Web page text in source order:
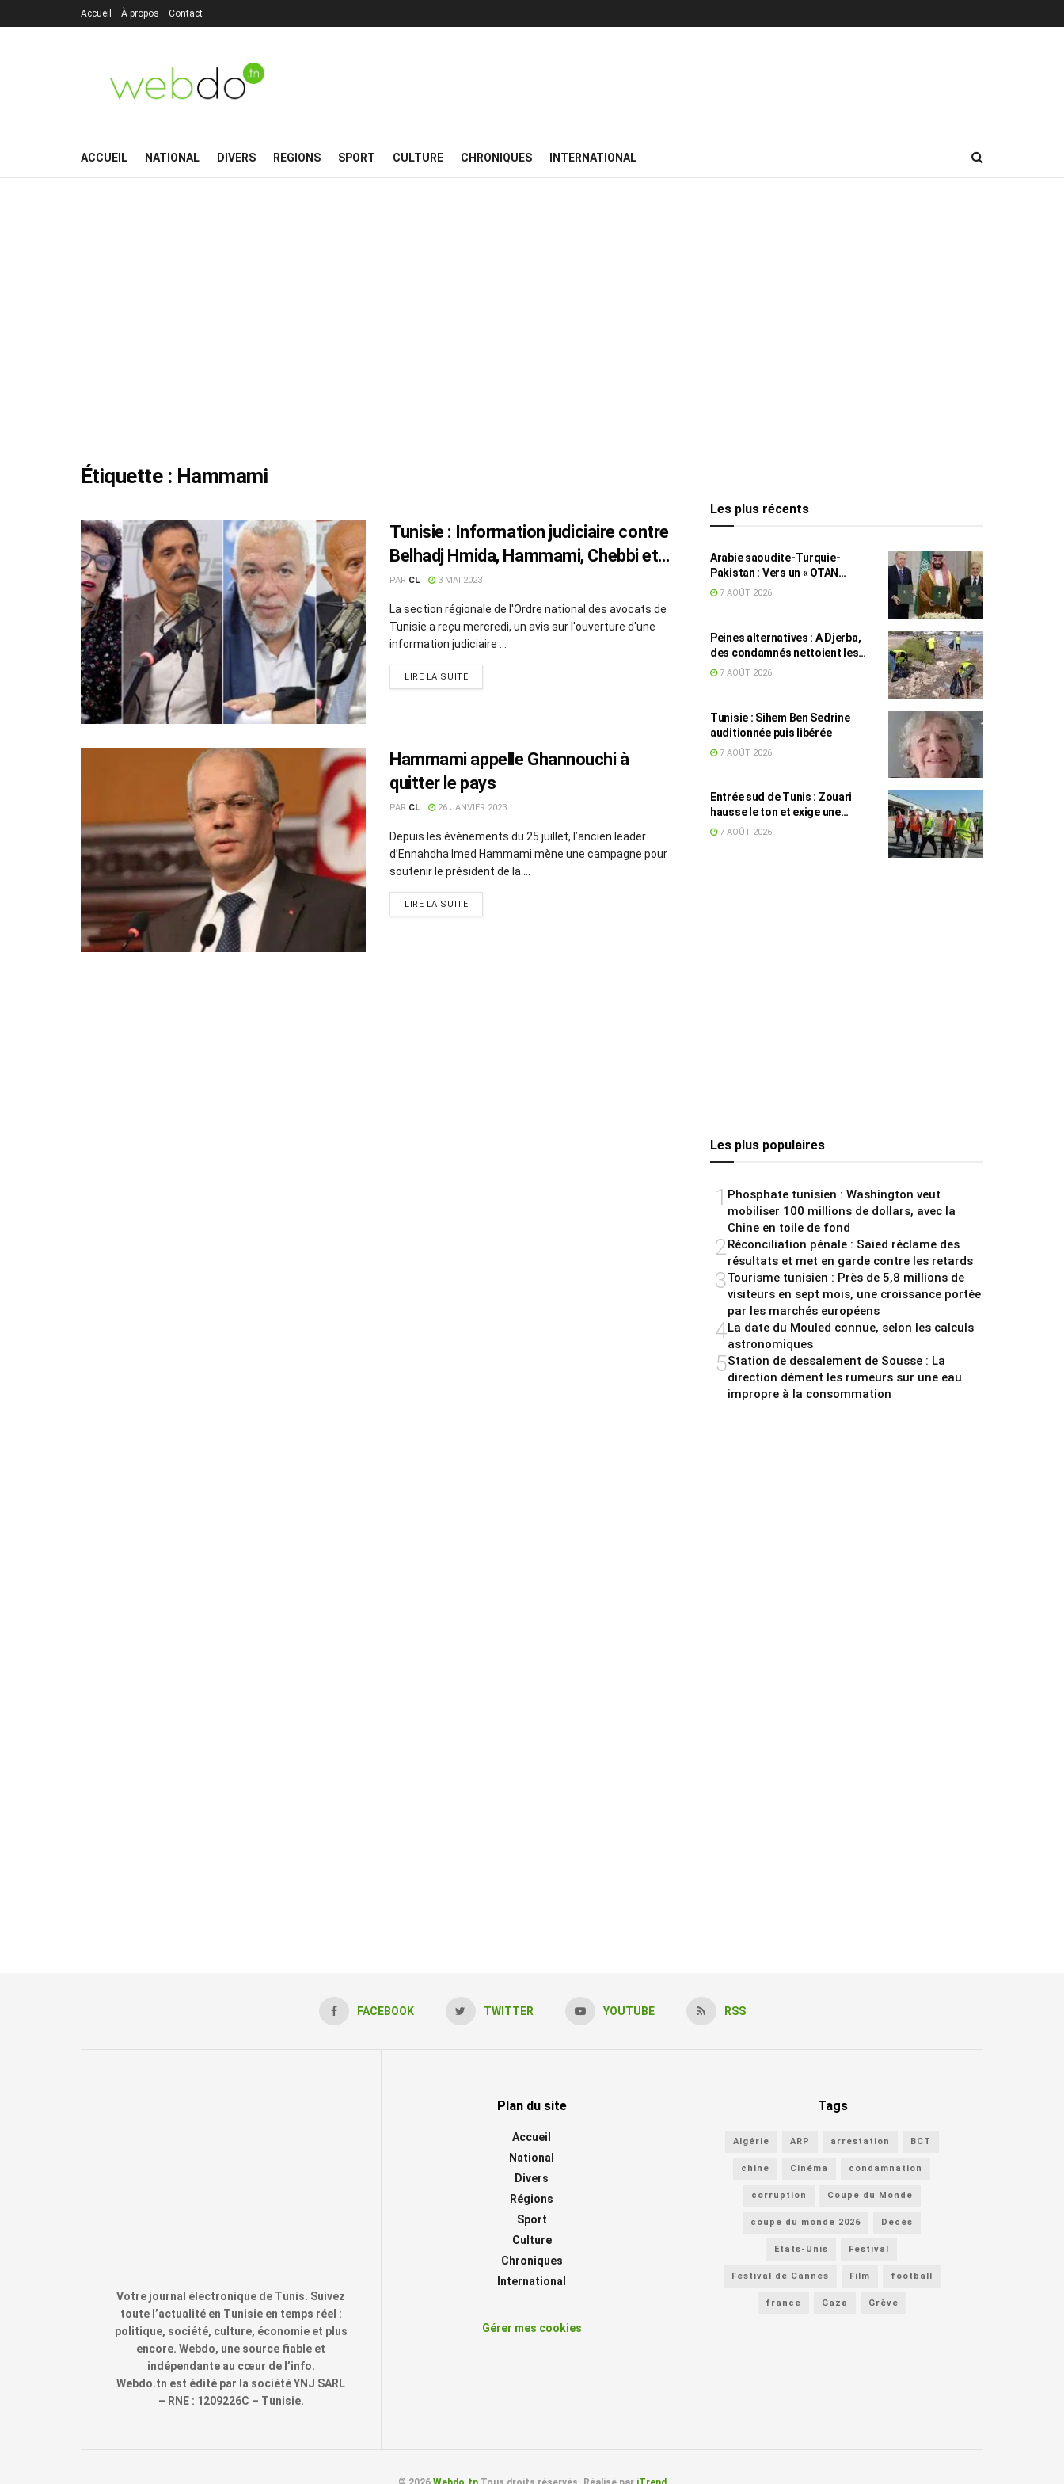
Accueil À propos Contact
ACCUEIL NATIONAL DIVERS REGIONS SPORT CULTURE CHRONIQUES INTERNATIONAL
Étiquette : Hammami
Tunisie : Information judiciaire contre
Belhadj Hmida, Hammami, Chebbi et
Bhiri
PAR CL 3 MAI 2023
La section régionale de l'Ordre national des avocats de
Tunisie a reçu mercredi, un avis sur l'ouverture d'une
information judiciaire ...
LIRE LA SUITE
Hammami appelle Ghannouchi à
quitter le pays
PAR CL 26 JANVIER 2023
Depuis les évènements du 25 juillet, l’ancien leader
d’Ennahdha Imed Hammami mène une campagne pour
soutenir le président de la ...
LIRE LA SUITE
Les plus récents
Arabie saoudite-Turquie-
Pakistan : Vers un « OTAN
islamique » ?
7 AOÛT 2026
Peines alternatives : A Djerba,
des condamnés nettoient les
plages
7 AOÛT 2026
Tunisie : Sihem Ben Sedrine
auditionnée puis libérée
7 AOÛT 2026
Entrée sud de Tunis : Zouari
hausse le ton et exige une
accélération des travaux
7 AOÛT 2026
Les plus populaires
1 Phosphate tunisien : Washington veut
mobiliser 100 millions de dollars, avec la
Chine en toile de fond
2Réconciliation pénale : Saied réclame des
résultats et met en garde contre les retards
3Tourisme tunisien : Près de 5,8 millions de
visiteurs en sept mois, une croissance portée
par les marchés européens
4La date du Mouled connue, selon les calculs
astronomiques
5Station de dessalement de Sousse : La
direction dément les rumeurs sur une eau
impropre à la consommation
FACEBOOK TWITTER YOUTUBE RSS
Votre journal électronique de Tunis. Suivez
toute l’actualité en Tunisie en temps réel :
politique, société, culture, économie et plus
encore. Webdo, une source fiable et
indépendante au cœur de l’info.
Webdo.tn est édité par la société YNJ SARL
– RNE : 1209226C – Tunisie.
Plan du site
Accueil
National
Divers
Régions
Sport
Culture
Chroniques
International
Gérer mes cookies
Tags
Algérie ARP arrestation BCT
chine Cinéma condamnation
corruption Coupe du Monde
coupe du monde 2026 Décès
Etats-Unis Festival
Festival de Cannes Film football
france Gaza Grève